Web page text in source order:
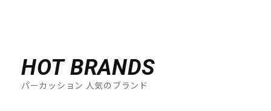
HOT BRANDS
パーカッション 人気のブランド